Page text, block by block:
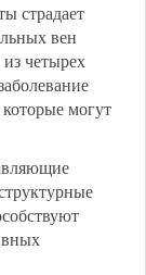
страдает
вен
четырех
могут